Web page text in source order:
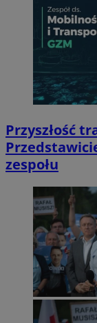
Przyszłość
zespołu